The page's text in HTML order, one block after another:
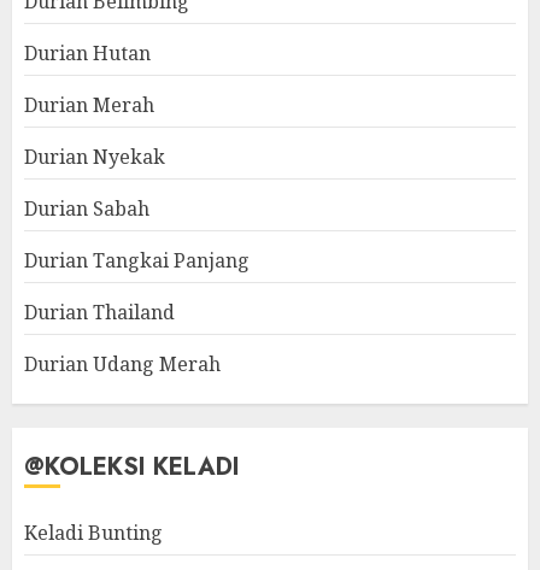
Durian Hutan
Durian Merah
Durian Nyekak
Durian Sabah
Durian Tangkai Panjang
Durian Thailand
Durian Udang Merah
@KOLEKSI KELADI
Keladi Bunting